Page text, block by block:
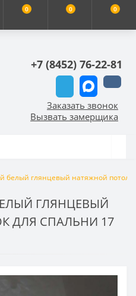
0 0 0
+7 (8452) 76-22-81
Заказать звонок
Вызвать замерщика
белый глянцевый натяжной
ГЛЯНЦЕВЫЙ
ДЛЯ СПАЛЬНИ 17